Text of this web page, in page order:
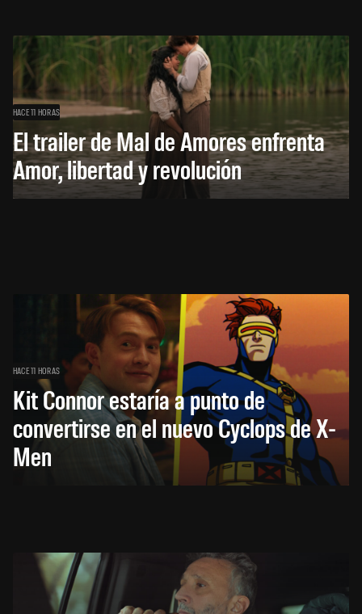
HACE 11 HORAS
El trailer de Mal de Amores enfrenta
Amor, libertad y revolución
HACE 11 HORAS
Kit Connor estaría a punto de
convertirse en el nuevo Cyclops de X-
Men